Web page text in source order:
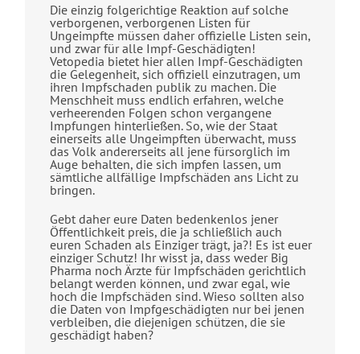
Die einzig folgerichtige Reaktion auf solche
verborgenen, verborgenen Listen für
Ungeimpfte müssen daher offizielle Listen sein,
und zwar für alle Impf-Geschädigten!
Vetopedia bietet hier allen Impf-Geschädigten
die Gelegenheit, sich offiziell einzutragen, um
ihren Impfschaden publik zu machen. Die
Menschheit muss endlich erfahren, welche
verheerenden Folgen schon vergangene
Impfungen hinterließen. So, wie der Staat
einerseits alle Ungeimpften überwacht, muss
das Volk andererseits all jene fürsorglich im
Auge behalten, die sich impfen lassen, um
sämtliche allfällige Impfschäden ans Licht zu
bringen.
Gebt daher eure Daten bedenkenlos jener
Öffentlichkeit preis, die ja schließlich auch
euren Schaden als Einziger trägt, ja?! Es ist euer
einziger Schutz! Ihr wisst ja, dass weder Big
Pharma noch Ärzte für Impfschäden gerichtlich
belangt werden können, und zwar egal, wie
hoch die Impfschäden sind. Wieso sollten also
die Daten von Impfgeschädigten nur bei jenen
verbleiben, die diejenigen schützen, die sie
geschädigt haben?